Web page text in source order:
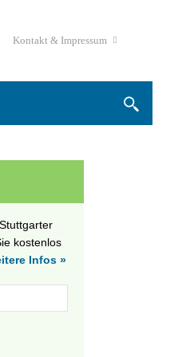
Kontakt & Impressum
kostenlos
Infos »